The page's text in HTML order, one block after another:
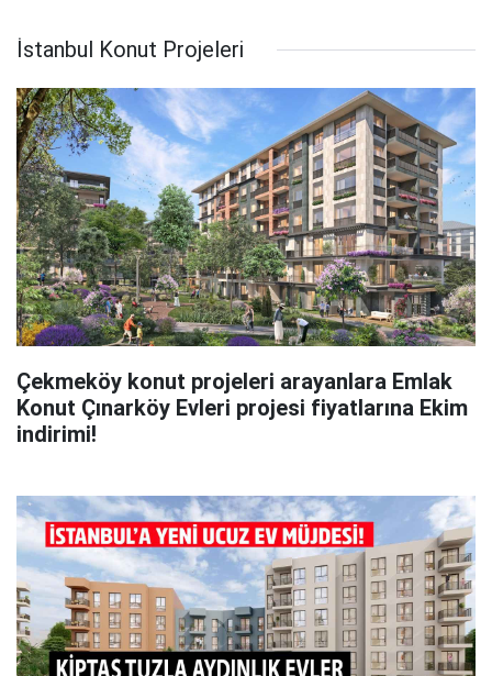
İstanbul Konut Projeleri
Çekmeköy konut projeleri arayanlara Emlak
Konut Çınarköy Evleri projesi fiyatlarına Ekim
indirimi!